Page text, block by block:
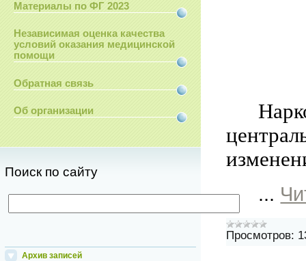
Материалы по ФГ 2023
Независимая оценка качества
условий оказания медицинской
помощи
Обратная связь
Об организации
Поиск по сайту
Архив записей
...
Просмотров: